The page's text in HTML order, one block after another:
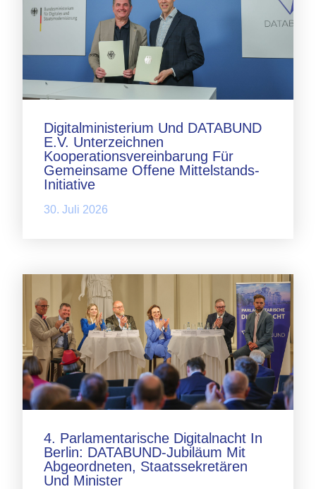
Digitalministerium Und DATABUND
E.V. Unterzeichnen
Kooperationsvereinbarung Für
Gemeinsame Offene Mittelstands-
Initiative
30. Juli 2026
4. Parlamentarische Digitalnacht In
Berlin: DATABUND-Jubiläum Mit
Abgeordneten, Staatssekretären
Und Minister